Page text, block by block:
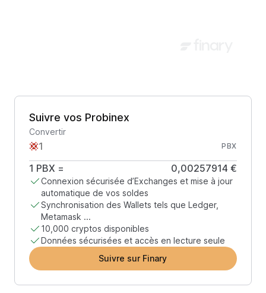
Suivre vos Probinex
Convertir
PBX
1 PBX = 0,00257914 €
Connexion sécurisée d’Exchanges et mise à jour
automatique de vos soldes
Synchronisation des Wallets tels que Ledger,
Metamask ...
10,000 cryptos disponibles
Données sécurisées et accès en lecture seule
Suivre sur Finary